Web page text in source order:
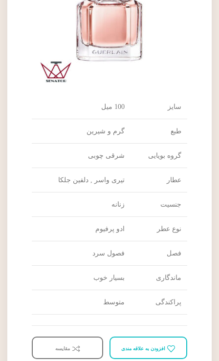
سایز 100 میل
طبع گرم و شیرین
گروه بویایی شرقی چوبی
عطار تیری واسر , دلفین جلکا
جنسیت زنانه
نوع عطر ادو پرفیوم
فصل فصول سرد
ماندگاری بسیار خوب
پراکندگی متوسط
افزودن به علاقه مندی مقایسه